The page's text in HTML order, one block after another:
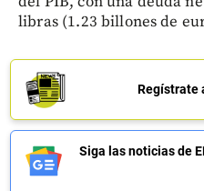
libras (1.23 billones de
Regístrate
Siga las noticias de